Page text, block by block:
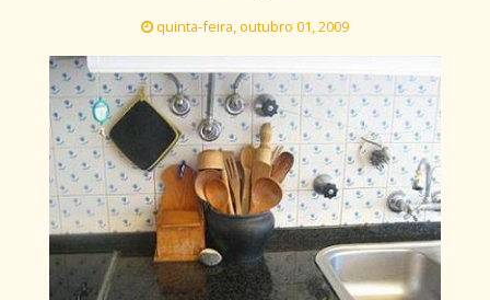
quinta-feira, outubro 01, 2009